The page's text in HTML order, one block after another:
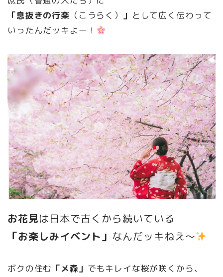
「息抜きの行楽 （こうらく） 」 として広く伝わって
いったんだッキよー！
お花見は日本で古くから続いている
「お楽しみイベント」 なんだッキねえ〜
ボクの住む 「メ森」 でもキレイな桜が咲くから、